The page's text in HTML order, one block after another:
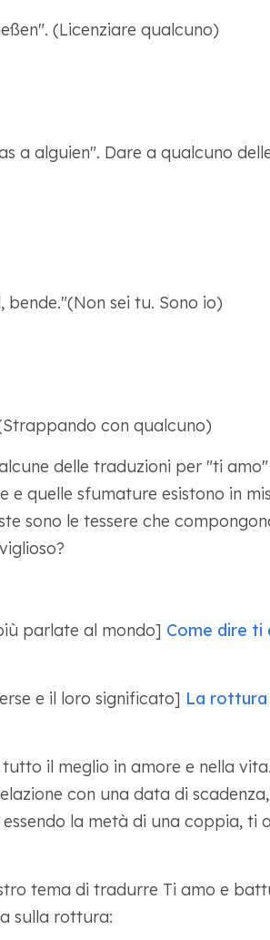
(Licenziare qualcuno)
a alguien". Dare a qualcuno
sei tu. Sono io)
con qualcuno)
delle traduzioni per "ti
e quelle sfumature esistono in
sono le tessere che
parlate al mondo] Come dire ti
e il loro significato] La rottura
il meglio in amore e nella
con una data di
la metà di una coppia, ti
tema di tradurre Ti amo e
sulla rottura: